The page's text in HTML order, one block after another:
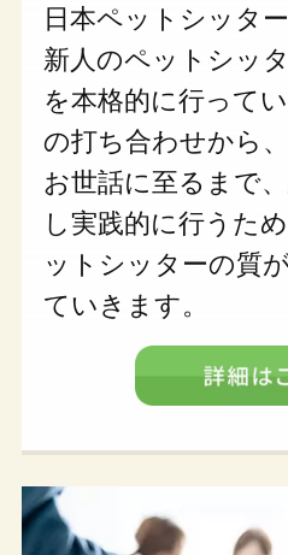
日本ペットシッタ
新人のペットシッ
を本格的に行って
の打ち合わせから
お世話に至るまで
し実践的に行うた
ットシッターの質
ていきます。